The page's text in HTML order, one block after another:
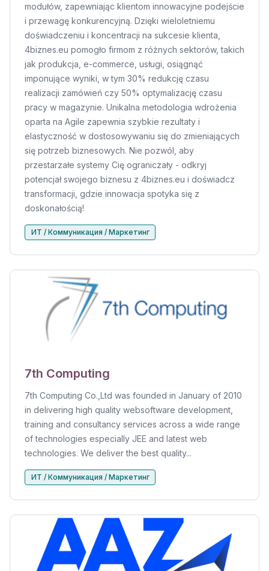
modułów, zapewniając klientom innowacyjne podejście
i przewagę konkurencyjną. Dzięki wieloletniemu
doświadczeniu i koncentracji na sukcesie klienta,
4biznes.eu pomogło firmom z różnych sektorów, takich
jak produkcja, e-commerce, usługi, osiągnąć
imponujące wyniki, w tym 30% redukcję czasu
realizacji zamówień czy 50% optymalizację czasu
pracy w magazynie. Unikalna metodologia wdrożenia
oparta na Agile zapewnia szybkie rezultaty i
elastyczność w dostosowywaniu się do zmieniających
się potrzeb biznesowych. Nie pozwól, aby
przestarzałe systemy Cię ograniczały - odkryj
potencjał swojego biznesu z 4biznes.eu i doświadcz
transformacji, gdzie innowacja spotyka się z
doskonałością!
ИТ / Коммуникация / Маркетинг
7th Computing
7th Computing Co.,Ltd was founded in January of 2010
in delivering high quality websoftware development,
training and consultancy services across a wide range
of technologies especially JEE and latest web
technologies. We deliver the best quality...
ИТ / Коммуникация / Маркетинг